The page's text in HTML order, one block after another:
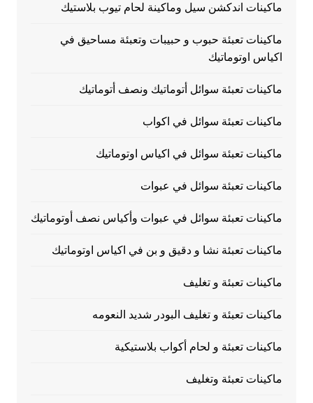
ماكينات اندكشن سيل وماكينة لحام تيوب بلاستيك
ماكينات تعبئة حبوب و حبيبات وتعبئة مساحيق في
اكياس اوتوماتيك
ماكينات تعبئة سوائل أتوماتيك ونصف أتوماتيك
ماكينات تعبئة سوائل في اكواب
ماكينات تعبئة سوائل في اكياس اوتوماتيك
ماكينات تعبئة سوائل في عبوات
ماكينات تعبئة سوائل في عبوات وأكياس نصف أوتوماتيك
ماكينات تعبئة نشا و دقيق و بن في اكياس اوتوماتيك
ماكينات تعبئة و تغليف
ماكينات تعبئة و تغليف البودر شديد النعومه
ماكينات تعبئة و لحام أكواب بلاستيكية
ماكينات تعبئة وتغليف